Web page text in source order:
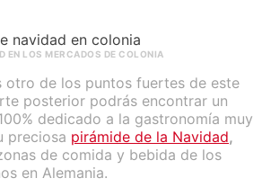
EN LOS MERCADOS DE COLONIA
otro de los puntos fuertes de este
posterior podrás encontrar un
dedicado a la gastronomía muy
preciosa pirámide de la Navidad,
de comida y bebida de los
en Alemania.